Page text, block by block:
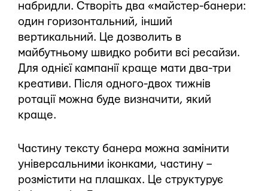
набридли. Створіть два «майстер-банери:
один горизонтальний, інший
вертикальний. Це дозволить в
майбутньому швидко робити всі ресайзи.
Для однієї кампанії краще мати два-три
креативи. Після одного-двох тижнів
ротації можна буде визначити, який
краще.
Частину тексту банера можна замінити
універсальними іконками, частину –
розмістити на плашках. Це структурує